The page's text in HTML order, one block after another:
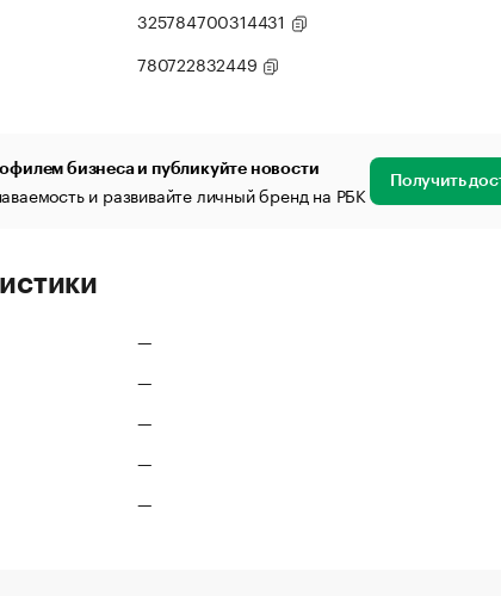
325784700314431
780722832449
бизнеса и публикуйте новости
и развивайте личный бренд на РБК Получить
—
—
—
—
—